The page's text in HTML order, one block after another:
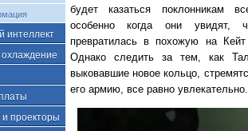
интеллект
проекторы
будет казаться поклонникам
особенно когда они увидят,
превратилась в похожую на Кейт
Однако следить за тем, как
выковавшие новое кольцо,
его армию, все равно увлекательно.